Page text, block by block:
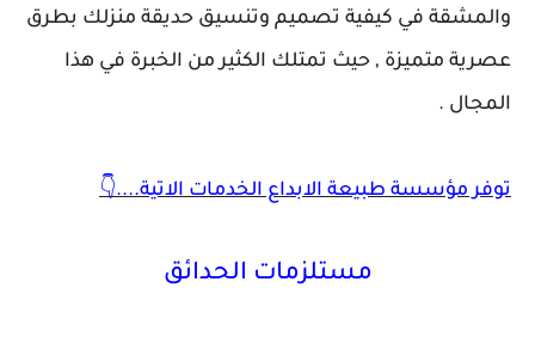
والمشقة في كيفية تصميم وتنسيق حديقة منزلك بطرق
عصرية متميزة , حيث تمتلك الكثير من الخبرة في هذا
المجال .
توفر مؤسسة طبيعة الابداع الخدمات الاتية....👇
مستلزمات الحدائق